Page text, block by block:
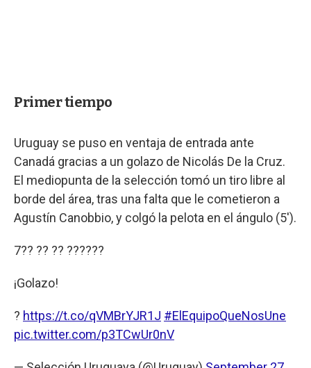
Primer tiempo
Uruguay se puso en ventaja de entrada ante
Canadá gracias a un golazo de Nicolás De la Cruz.
El mediopunta de la selección tomó un tiro libre al
borde del área, tras una falta que le cometieron a
Agustín Canobbio, y colgó la pelota en el ángulo (5').
7?? ?? ?? ??????
¡Golazo!
? https://t.co/qVMBrYJR1J #ElEquipoQueNosUne
pic.twitter.com/p3TCwUr0nV